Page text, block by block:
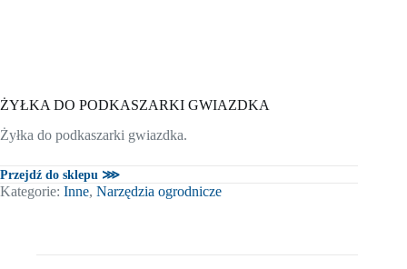
ŻYŁKA DO PODKASZARKI GWIAZDKA
Żyłka do podkaszarki gwiazdka.
Przejdź do sklepu ⋙
Kategorie: Inne, Narzędzia ogrodnicze